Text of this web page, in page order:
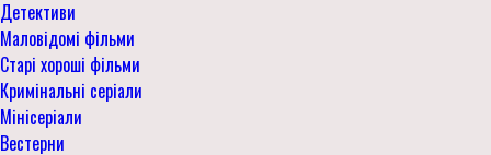
Детективи
Маловідомі фільми
Старі хороші фільми
Кримінальні серіали
Мінісеріали
Вестерни